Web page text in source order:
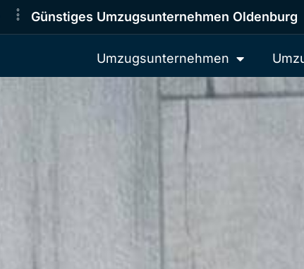
Günstiges Umzugsunternehmen Oldenburg
Umzugsunternehmen